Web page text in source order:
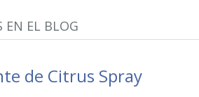
EN EL BLOG
de Citrus Spray